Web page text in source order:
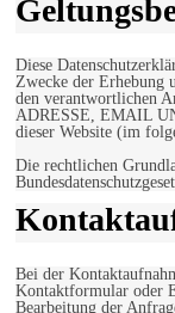
Diese
Zwecke der Erhebung
den verantwortlichen
ADRESSE, EMAIL
dieser Website (im
Die rechtlichen
Bei der
Kontaktformular oder
Bearbeitung der